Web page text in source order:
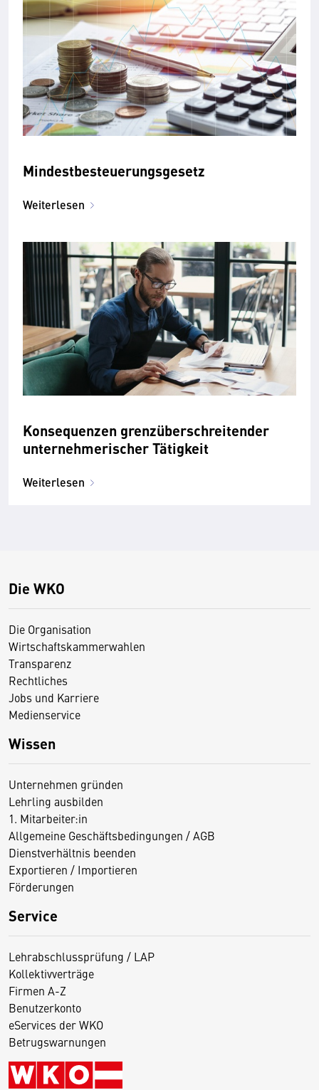
Mindestbesteuerungsgesetz
Weiterlesen
Konsequenzen grenzüberschreitender
unternehmerischer Tätigkeit
Weiterlesen
Die WKO
Die Organisation
Wirtschaftskammerwahlen
Transparenz
Rechtliches
Jobs und Karriere
Medienservice
Wissen
Unternehmen gründen
Lehrling ausbilden
1. Mitarbeiter:in
Allgemeine Geschäftsbedingungen / AGB
Dienstverhältnis beenden
Exportieren / Importieren
Förderungen
Service
Lehrabschlussprüfung / LAP
Kollektivverträge
Firmen A-Z
Benutzerkonto
eServices der WKO
Betrugswarnungen